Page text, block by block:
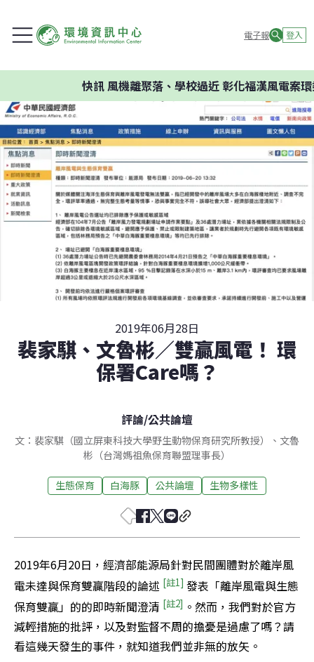
電子報 登入
快訊風機離聚落、學校過近 彰化福漢風電案環委
2019年06月28日
裴家騏、文魯彬／雙贏風電！ 環
保署Care嗎？
評論/公共論壇
文：裴家騏（國立屏東科技大學野生動物保育研究所教授）、文魯
彬（台灣媽祖魚保育聯盟理事長）
生態保育 白海豚 公共論壇 生物多樣性
2019年6月20日，經濟部能源局針對民間團體對於離岸風
電未達與保育雙贏階段的論述 [註1] 發表「離岸風電與生態
保育雙贏」的的即時新聞澄清 [註2] 。然而，我們對於官方
減輕措施的批評，以及對監督不周的擔憂是過慮了嗎？請
看這幾天發生的事件，就知道我們並非無的放矢。